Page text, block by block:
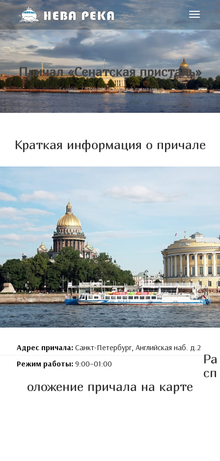
Причал «Сенатская пристань»
Главная Причал «Сенатская пристань»
Краткая информация о причале
Адрес причала:Санкт-Петербург, Английская наб. д.2
Режим работы:9:00–01:00
Ра
сп
оложение причала на карте